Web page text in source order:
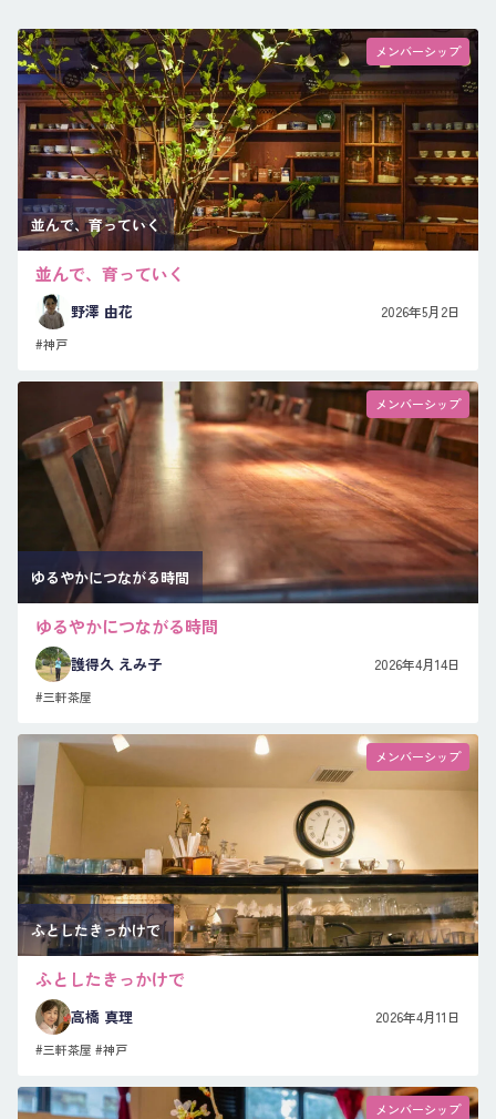
メンバーシップ
並んで、育っていく
並んで、育っていく
野澤 由花 2026年5月2日
#神戸
メンバーシップ
ゆるやかにつながる時間
ゆるやかにつながる時間
護得久 えみ子 2026年4月14日
#三軒茶屋
メンバーシップ
ふとしたきっかけで
ふとしたきっかけで
高橋 真理 2026年4月11日
#三軒茶屋 #神戸
メンバーシップ